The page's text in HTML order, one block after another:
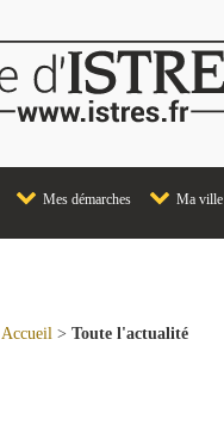
Mes démarches Ma ville
Accueil > Toute l'actualité